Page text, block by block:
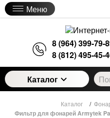
Меню
8 (964) 399-79-
8 (812) 495-45-
Каталог
Каталог /
Фильтр для фонарей Armytek